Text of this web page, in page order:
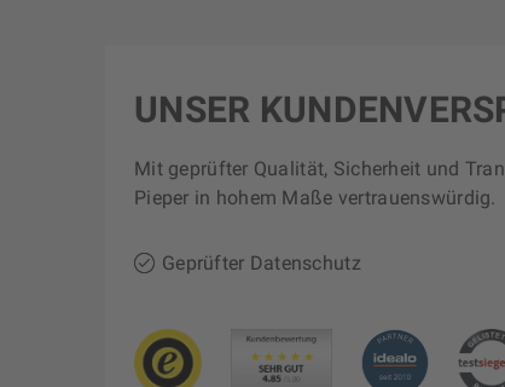
UNSER
Mit geprüfter Qualität, Sicherheit und
Pieper in hohem Maße vertrauenswürdig.
Geprüfter Datenschutz